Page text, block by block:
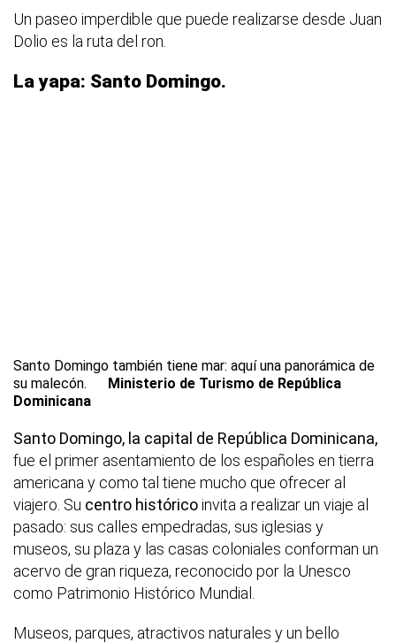
Un paseo imperdible que puede realizarse desde Juan
Dolio es la ruta del ron.
La yapa: Santo Domingo.
Santo Domingo también tiene mar: aquí una panorámica de
su malecón.
Ministerio de Turismo de República
Dominicana
Santo Domingo, la capital de República Dominicana,
fue el primer asentamiento de los españoles en tierra
americana y como tal tiene mucho que ofrecer al
viajero. Su centro históricoinvita a realizar un viaje al
pasado: sus calles empedradas, sus iglesias y
museos, su plaza y las casas coloniales conforman un
acervo de gran riqueza, reconocido por la Unesco
como Patrimonio Histórico Mundial.
Museos, parques, atractivos naturales y un bello